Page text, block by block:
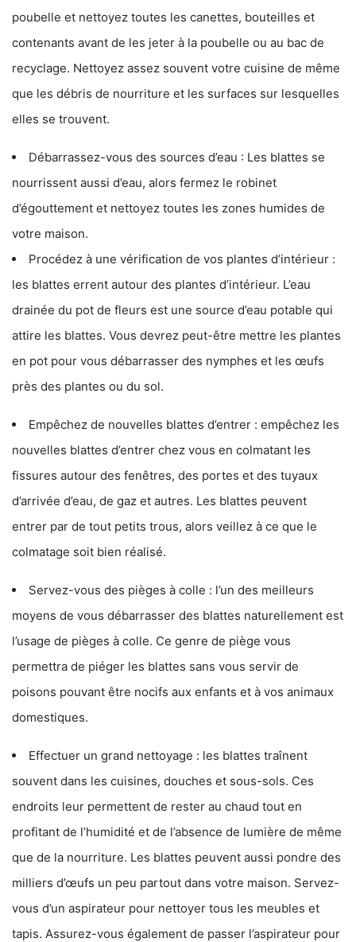
poubelle et nettoyez toutes les canettes, bouteilles et
contenants avant de les jeter à la poubelle ou au bac de
recyclage. Nettoyez assez souvent votre cuisine de même
que les débris de nourriture et les surfaces sur lesquelles
elles se trouvent.
Débarrassez-vous des sources d’eau : Les blattes se
nourrissent aussi d’eau, alors fermez le robinet
d’égouttement et nettoyez toutes les zones humides de
votre maison.
Procédez à une vérification de vos plantes d’intérieur :
les blattes errent autour des plantes d’intérieur. L’eau
drainée du pot de fleurs est une source d’eau potable qui
attire les blattes. Vous devrez peut-être mettre les plantes
en pot pour vous débarrasser des nymphes et les œufs
près des plantes ou du sol.
Empêchez de nouvelles blattes d’entrer : empêchez les
nouvelles blattes d’entrer chez vous en colmatant les
fissures autour des fenêtres, des portes et des tuyaux
d’arrivée d’eau, de gaz et autres. Les blattes peuvent
entrer par de tout petits trous, alors veillez à ce que le
colmatage soit bien réalisé.
Servez-vous des pièges à colle : l’un des meilleurs
moyens de vous débarrasser des blattes naturellement est
l’usage de pièges à colle. Ce genre de piège vous
permettra de piéger les blattes sans vous servir de
poisons pouvant être nocifs aux enfants et à vos animaux
domestiques.
Effectuer un grand nettoyage : les blattes traînent
souvent dans les cuisines, douches et sous-sols. Ces
endroits leur permettent de rester au chaud tout en
profitant de l’humidité et de l’absence de lumière de même
que de la nourriture. Les blattes peuvent aussi pondre des
milliers d’œufs un peu partout dans votre maison. Servez-
vous d’un aspirateur pour nettoyer tous les meubles et
tapis. Assurez-vous également de passer l’aspirateur pour